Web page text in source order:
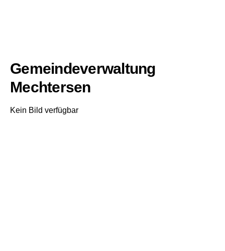
Gemeindeverwaltung
Mechtersen
Kein Bild verfügbar